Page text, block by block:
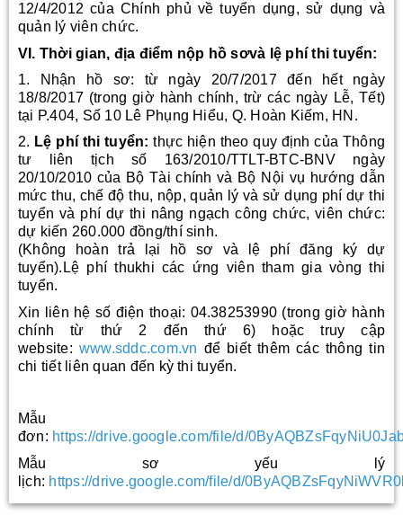
12/4/2012 của Chính phủ về tuyển dụng, sử dụng và
quản lý viên chức.
VI. Thời gian, địa điểm nộp hồ sơvà lệ phí thi tuyển:
1. Nhận hồ sơ: từ ngày 20/7/2017 đến hết ngày
18/8/2017 (trong giờ hành chính, trừ các ngày Lễ, Tết)
tại P.404, Số 10 Lê Phụng Hiểu, Q. Hoàn Kiếm, HN.
2. Lệ phí thi tuyển: thực hiện theo quy định của Thông
tư liên tịch số 163/2010/TTLT-BTC-BNV ngày
20/10/2010 của Bộ Tài chính và Bộ Nội vụ hướng dẫn
mức thu, chế độ thu, nộp, quản lý và sử dụng phí dự thi
tuyển và phí dự thi nâng ngạch công chức, viên chức:
dự kiến 260.000 đồng/thí sinh.
(Không hoàn trả lại hồ sơ và lệ phí đăng ký dự
tuyển).Lệ phí thukhi các ứng viên tham gia vòng thi
tuyển.
Xin liên hệ số điện thoại: 04.38253990 (trong giờ hành
chính từ thứ 2 đến thứ 6) hoặc truy cập
website: www.sddc.com.vn để biết thêm các thông tin
chi tiết liên quan đến kỳ thi tuyển.
Mẫu
đơn: https://drive.google.com/file/d/
Mẫu sơ yếu lý
lịch: https://drive.google.com/file/d/